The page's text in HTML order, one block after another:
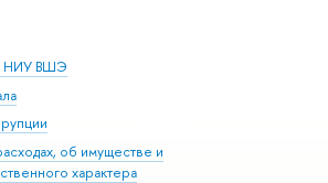
НИУ ВШЭ
об имуществе и
характера